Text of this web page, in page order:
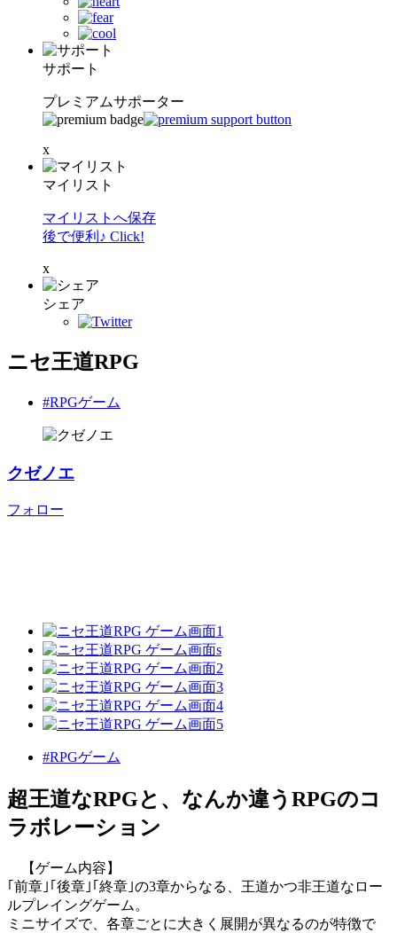
サポート
プレミアムサポーター
x
マイリスト
マイリストへ保存
後で便利♪ Click!
x
シェア
ニセ王道RPG
#RPGゲーム
クゼノエ
フォロー
#RPGゲーム
超王道なRPGと、なんか違うRPGのコ
ラボレーション
【ゲーム内容】
｢前章｣｢後章｣｢終章｣の3章からなる、王道かつ非王道なロー
ルプレイングゲーム。
ミニサイズで、各章ごとに大きく展開が異なるのが特徴で